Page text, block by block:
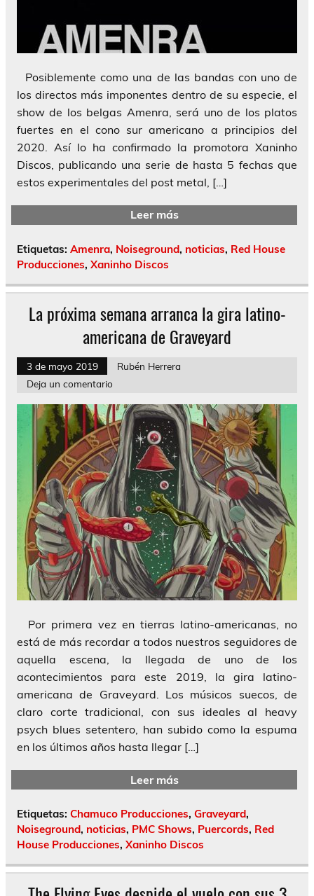
Posiblemente como una de las bandas con uno de
los directos más imponentes dentro de su especie, el
show de los belgas Amenra, será uno de los platos
fuertes en el cono sur americano a principios del
2020. Así lo ha confirmado la promotora Xaninho
Discos, publicando una serie de hasta 5 fechas que
estos experimentales del post metal, […]
Leer más
Etiquetas: Amenra, Noiseground, noticias, Red House
Producciones, Xaninho Discos
La próxima semana arranca la gira latino-
americana de Graveyard
3 de mayo 2019
Rubén Herrera
Deja un comentario
Por primera vez en tierras latino-americanas, no
está de más recordar a todos nuestros seguidores de
aquella escena, la llegada de uno de los
acontecimientos para este 2019, la gira latino-
americana de Graveyard. Los músicos suecos, de
claro corte tradicional, con sus ideales al heavy
psych blues setentero, han subido como la espuma
en los últimos años hasta llegar […]
Leer más
Etiquetas: Chamuco Producciones, Graveyard,
Noiseground, noticias, PMC Shows, Puercords, Red
House Producciones, Xaninho Discos